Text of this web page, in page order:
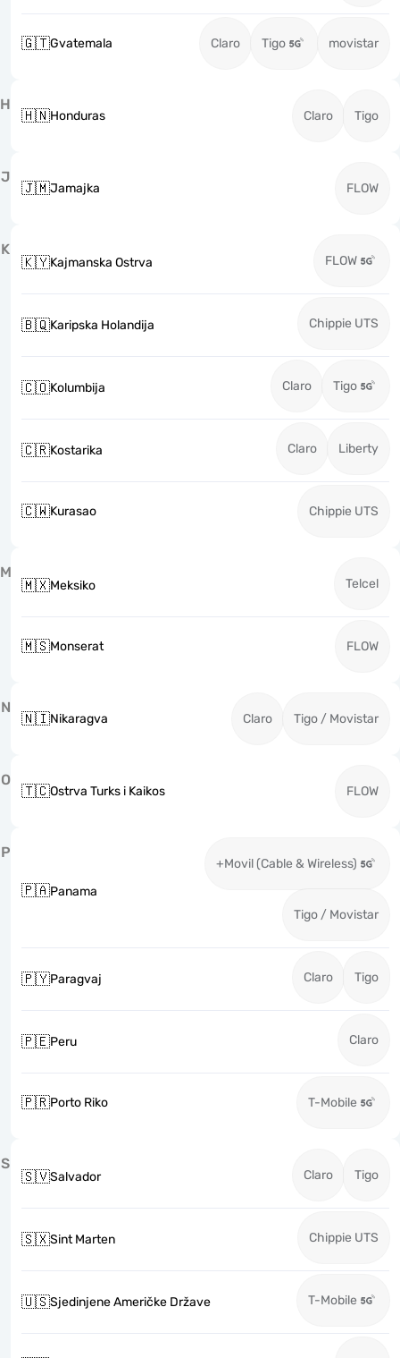
🇬🇹Gvatemala Claro Tigo movistar
H
🇭🇳Honduras Claro Tigo
J
🇯🇲Jamajka FLOW
K
🇰🇾Kajmanska Ostrva FLOW
🇧🇶Karipska Holandija Chippie UTS
🇨🇴Kolumbija Claro Tigo
🇨🇷Kostarika Claro Liberty
🇨🇼Kurasao Chippie UTS
M
🇲🇽Meksiko Telcel
🇲🇸Monserat FLOW
N
🇳🇮Nikaragva Claro Tigo / Movistar
O
🇹🇨Ostrva Turks i Kaikos FLOW
P
🇵🇦Panama
+Movil (Cable & Wireless)
Tigo / Movistar
🇵🇾Paragvaj Claro Tigo
🇵🇪Peru Claro
🇵🇷Porto Riko T-Mobile
S
🇸🇻Salvador Claro Tigo
🇸🇽Sint Marten Chippie UTS
🇺🇸Sjedinjene Američke Države T-Mobile